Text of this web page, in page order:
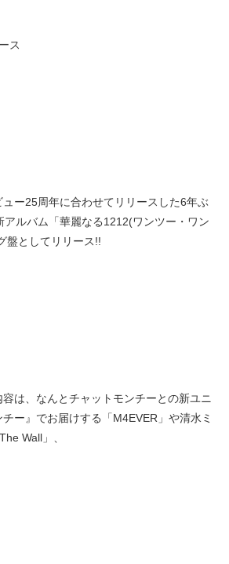
ス
ー25周年に合わせてリリースした6年ぶ
アルバム「華麗なる1212(ワンツー・ワン
盤としてリリース!!
は、なんとチャットモンチーとの新ユニ
ー』でお届けする「M4EVER」や清水ミ
Wall」、